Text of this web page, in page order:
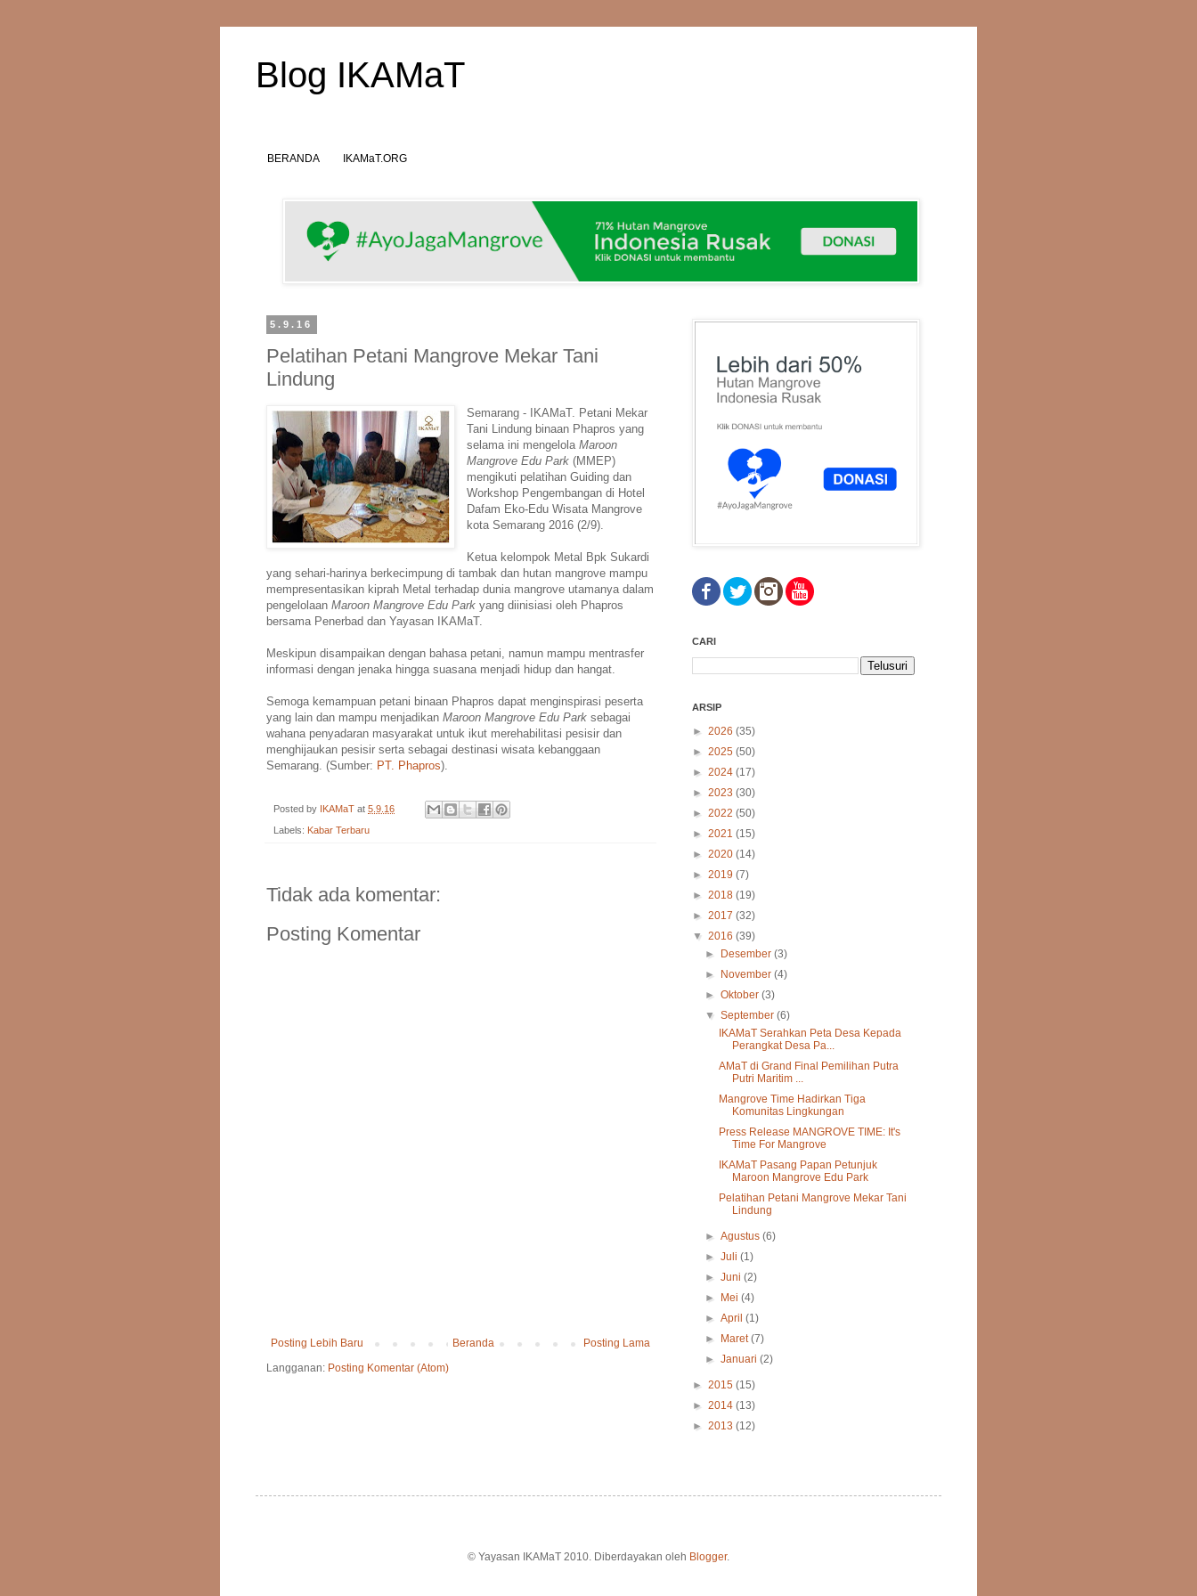
Blog IKAMaT
BERANDA IKAMaT.ORG
5.9.16
Pelatihan Petani Mangrove Mekar Tani
Lindung
Semarang - IKAMaT. Petani Mekar
Tani Lindung binaan Phapros yang
selama ini mengelolaMaroon
Mangrove Edu Park(MMEP)
mengikuti pelatihan Guiding dan
Workshop Pengembangan di Hotel
Dafam Eko-Edu Wisata Mangrove
kota Semarang 2016 (2/9).
Ketua kelompok Metal Bpk Sukardi
yang sehari-harinya berkecimpung di tambak dan hutan mangrove mampu
mempresentasikan kiprah Metal terhadap dunia mangrove utamanya dalam
pengelolaan Maroon Mangrove Edu Park yang diinisiasi oleh Phapros
bersama Penerbad dan Yayasan IKAMaT.
Meskipun disampaikan dengan bahasa petani, namun mampu mentrasfer
informasi dengan jenaka hingga suasana menjadi hidup dan hangat.
Semoga kemampuan petani binaan Phapros dapat menginspirasi peserta
yang lain dan mampu menjadikan Maroon Mangrove Edu Park sebagai
wahana penyadaran masyarakat untuk ikut merehabilitasi pesisir dan
menghijaukan pesisir serta sebagai destinasi wisata kebanggaan
Semarang. (Sumber: PT. Phapros).
Posted by IKAMaT at 5.9.16
Labels: Kabar Terbaru
Tidak ada komentar:
Posting Komentar
Posting Lebih Baru Posting Lama
Beranda
Langganan: Posting Komentar (Atom)
CARI
ARSIP
► 2026 (35)
► 2025 (50)
► 2024 (17)
► 2023 (30)
► 2022 (50)
► 2021 (15)
► 2020 (14)
► 2019 (7)
► 2018 (19)
► 2017 (32)
▼ 2016 (39)
►
Desember(3)
►
November(4)
►Oktober(3)
▼September(6)
IKAMaT Serahkan Peta Desa Kepada
Perangkat Desa Pa...
AMaT di Grand Final Pemilihan Putra
Putri Maritim ...
Mangrove Time Hadirkan Tiga
Komunitas Lingkungan
Press Release MANGROVE TIME: It's
Time For Mangrove
IKAMaT Pasang Papan Petunjuk
Maroon Mangrove Edu Park
Pelatihan Petani Mangrove Mekar Tani
Lindung
►Agustus(6)
►Juli(1)
►Juni(2)
►
Mei(4)
►April(1)
►
Maret(7)
►Januari(2)
► 2015 (15)
► 2014 (13)
► 2013 (12)
© Yayasan IKAMaT 2010. Diberdayakan oleh Blogger.